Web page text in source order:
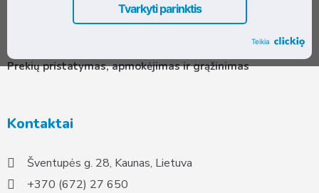
Privatumo politika
Prekių pristatymas, apmokėjimas ir grąžinimas
Kontaktai
Šventupės g. 28, Kaunas, Lietuva
+370 (672) 27 650
Tvarkyti parinktis
Teikia